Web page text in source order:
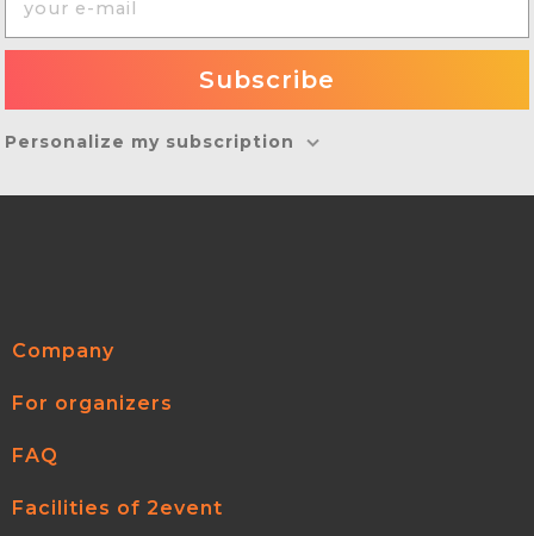
Personalize my subscription
Company
For organizers
FAQ
Facilities of 2event